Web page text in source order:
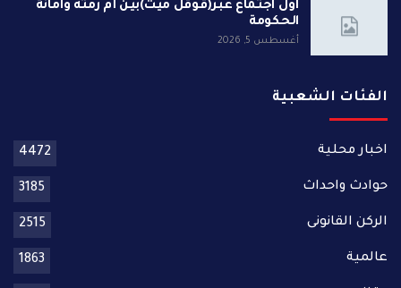
أول اجتماع عبر(قوقل ميت)بين أم رمته وأمانة
الحكومة
أغسطس 5, 2026
الفئات الشعبية
اخبار محلية 4472
حوادث واحداث 3185
الركن القانونى 2515
عالمية 1863